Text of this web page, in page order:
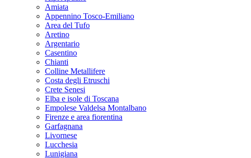
Amiata
Appennino Tosco-Emiliano
Area del Tufo
Aretino
Argentario
Casentino
Chianti
Colline Metallifere
Costa degli Etruschi
Crete Senesi
Elba e isole di Toscana
Empolese Valdelsa Montalbano
Firenze e area fiorentina
Garfagnana
Livornese
Lucchesia
Lunigiana